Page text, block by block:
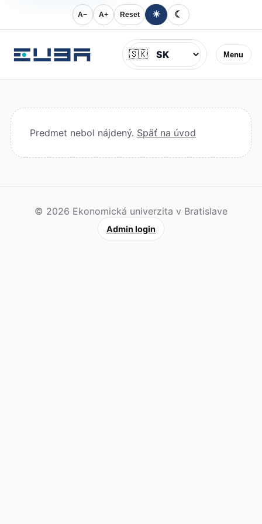
A− A+ Reset ☀ ☾
Menu
Jazyk
🇸🇰
Predmet nebol nájdený. Späť na úvod
© 2026 Ekonomická univerzita v Bratislave
Admin login